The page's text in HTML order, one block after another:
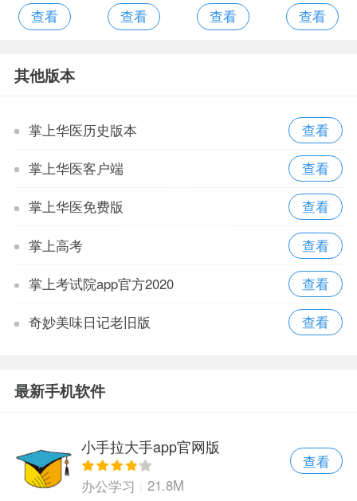
版
查看
机版
查看
新版
查看
手机
查看
其他版本
掌上华医历史版本
掌上华医客户端
掌上华医免费版
掌上高考
掌上考试院app官方2020
奇妙美味日记老旧版
最新手机软件
小手拉大手app官网版
办公学习 21.8M
查看